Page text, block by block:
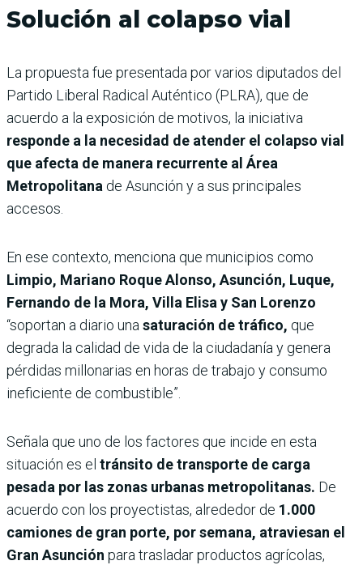
Solución al colapso vial
La propuesta fue presentada por varios diputados del
Partido Liberal Radical Auténtico (PLRA), que de
acuerdo a la exposición de motivos, la iniciativa
responde a la necesidad de atender el colapso vial
que afecta de manera recurrente al Área
Metropolitana de Asunción y a sus principales
accesos.
En ese contexto, menciona que municipios como
Limpio, Mariano Roque Alonso, Asunción, Luque,
Fernando de la Mora, Villa Elisa y San Lorenzo
“soportan a diario unasaturación de tráfico, que
degrada la calidad de vida de la ciudadanía y genera
pérdidas millonarias en horas de trabajo y consumo
ineficiente de combustible”.
Señala que uno de los factores que incide en esta
situación es el tránsito de transporte de carga
pesada por las zonas urbanas metropolitanas. De
acuerdo con los proyectistas, alrededor de 1.000
camiones de gran porte, por semana, atraviesan el
Gran Asunción para trasladar productos agrícolas,